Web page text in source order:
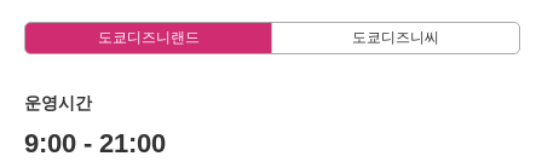
도쿄디즈니랜드 도쿄디즈니씨
운영시간
9:00 - 21:00